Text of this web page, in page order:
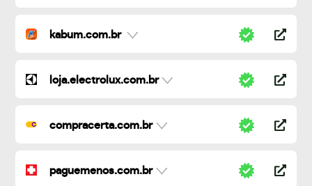
kabum.com.br
loja.electrolux.com.br
compracerta.com.br
paguemenos.com.br